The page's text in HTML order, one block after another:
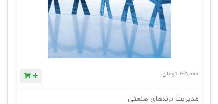
165,000 تومان
مدیریت برندهای صنعتی